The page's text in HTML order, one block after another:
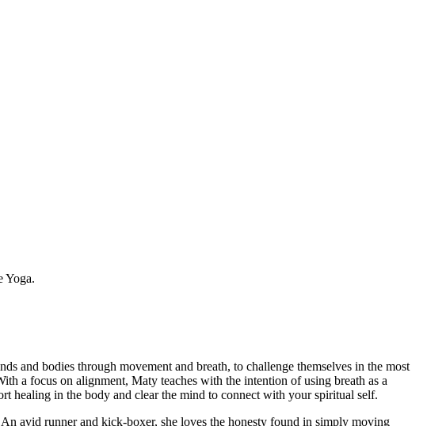
Yoga.
and bodies through movement and breath, to challenge themselves in the most
a focus on alignment, Maty teaches with the intention of using breath as a
healing in the body and clear the mind to connect with your spiritual self.
avid runner and kick-boxer, she loves the honesty found in simply moving